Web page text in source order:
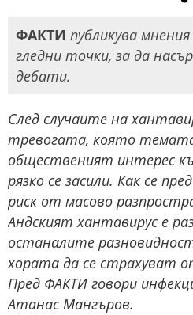
ФАКТИ публикува
гледни точки, за да
дебати.
След случаите на
тревогата, която
общественият интерес
рязко се засили. Как се
риск от масово
Андският хантавирус е
останалите
хората да се страхуват
Пред ФАКТИ говори
Атанас Мангъров.